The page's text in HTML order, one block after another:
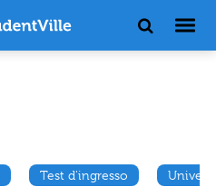
Test d'ingresso